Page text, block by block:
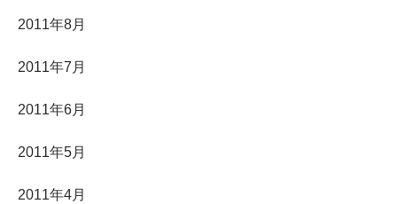
2011年8月
2011年7月
2011年6月
2011年5月
2011年4月